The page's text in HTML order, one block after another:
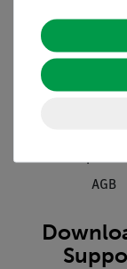
Presse
AGB